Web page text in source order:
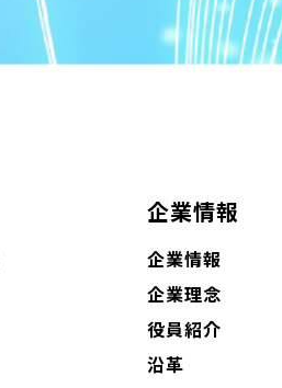
企業情報
企業情報
企業理念
役員紹介
沿革